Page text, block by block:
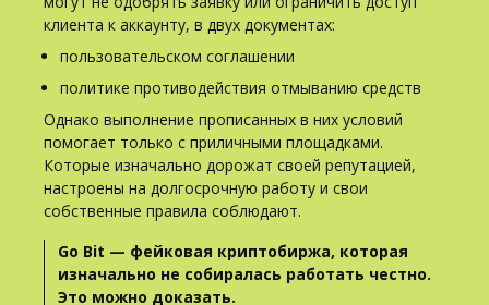
клиента к аккаунту, в двух документах:
пользовательском соглашении
политике противодействия отмыванию средств
Однако выполнение прописанных в них условий
помогает только с приличными площадками.
Которые изначально дорожат своей репутацией,
настроены на долгосрочную работу и свои
собственные правила соблюдают.
Go Bit — фейковая криптобиржа, которая
изначально не собиралась работать честно.
Это можно доказать.